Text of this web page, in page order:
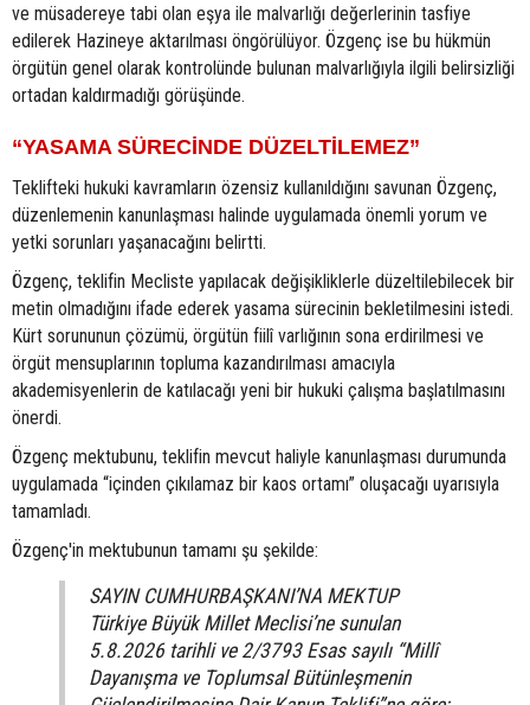
ve müsadereye tabi olan eşya ile malvarlığı değerlerinin tasfiye
edilerek Hazineye aktarılması öngörülüyor. Özgenç ise bu hükmün
örgütün genel olarak kontrolünde bulunan malvarlığıyla ilgili belirsizliği
ortadan kaldırmadığı görüşünde.
“YASAMA SÜRECİNDE DÜZELTİLEMEZ”
Teklifteki hukuki kavramların özensiz kullanıldığını savunan Özgenç,
düzenlemenin kanunlaşması halinde uygulamada önemli yorum ve
yetki sorunları yaşanacağını belirtti.
Özgenç, teklifin Mecliste yapılacak değişikliklerle düzeltilebilecek bir
metin olmadığını ifade ederek yasama sürecinin bekletilmesini istedi.
Kürt sorununun çözümü, örgütün fiilî varlığının sona erdirilmesi ve
örgüt mensuplarının topluma kazandırılması amacıyla
akademisyenlerin de katılacağı yeni bir hukuki çalışma başlatılmasını
önerdi.
Özgenç mektubunu, teklifin mevcut haliyle kanunlaşması durumunda
uygulamada “içinden çıkılamaz bir kaos ortamı” oluşacağı uyarısıyla
tamamladı.
Özgenç'in mektubunun tamamı şu şekilde:
SAYIN CUMHURBAŞKANI’NA MEKTUP
Türkiye Büyük Millet Meclisi’ne sunulan
5.8.2026 tarihli ve 2/3793 Esas sayılı “Millî
Dayanışma ve Toplumsal Bütünleşmenin